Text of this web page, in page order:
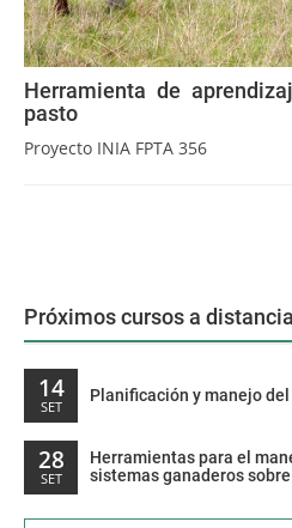
Herramienta de
pasto
Proyecto INIA FPTA 356
Próximos cursos a distancia
14
SET
Planificación y manejo
28
SET
Herramientas para el
sistemas ganaderos